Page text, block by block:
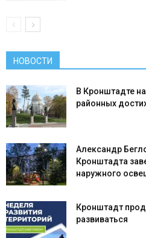
НОВОСТИ
В Кронштадте
районных
Александр
Кронштадта
наружного
Кронштадт
развиваться